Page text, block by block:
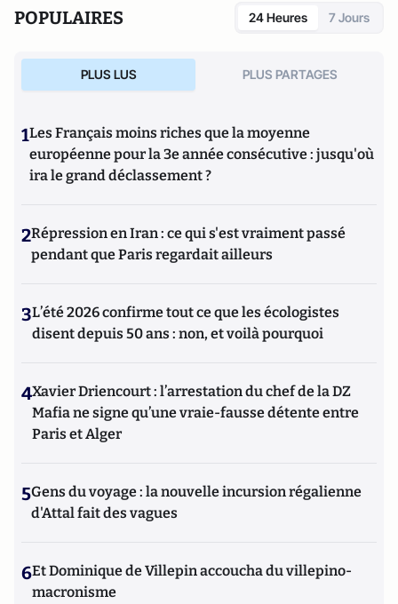
POPULAIRES 24 Heures 7 Jours
PLUS LUS PLUS PARTAGES
1Les Français moins riches que la moyenne
européenne pour la 3e année consécutive : jusqu'où
ira le grand déclassement ?
2Répression en Iran : ce qui s'est vraiment passé
pendant que Paris regardait ailleurs
3L’été 2026 confirme tout ce que les écologistes
disent depuis 50 ans : non, et voilà pourquoi
4Xavier Driencourt : l’arrestation du chef de la DZ
Mafia ne signe qu’une vraie-fausse détente entre
Paris et Alger
5Gens du voyage : la nouvelle incursion régalienne
d'Attal fait des vagues
6Et Dominique de Villepin accoucha du villepino-
macronisme